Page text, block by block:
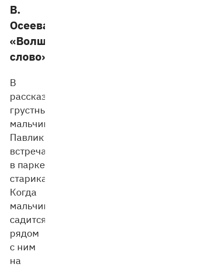
В.
Осеева
«Волшебное
слово»
В
рассказе
грустный
мальчик
Павлик
встречает
в парке
старика.
Когда
мальчик
садится
рядом
с ним
на